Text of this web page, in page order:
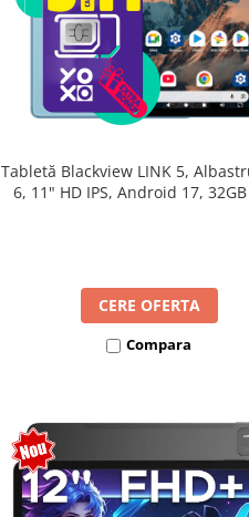
Tabletă Blackview LINK 5,
6, 11" HD IPS, Android 17,
CERE OFERTA
Compara